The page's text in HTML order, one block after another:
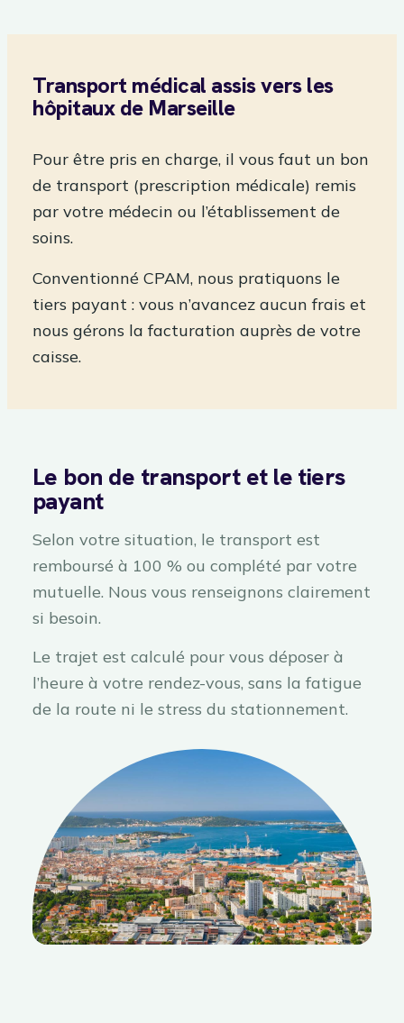
Transport médical assis vers les
hôpitaux de Marseille
Pour être pris en charge, il vous faut un bon
de transport (prescription médicale) remis
par votre médecin ou l’établissement de
soins.
Conventionné CPAM, nous pratiquons le
tiers payant : vous n’avancez aucun frais et
nous gérons la facturation auprès de votre
caisse.
Le bon de transport et le tiers
payant
Selon votre situation, le transport est
remboursé à 100 % ou complété par votre
mutuelle. Nous vous renseignons clairement
si besoin.
Le trajet est calculé pour vous déposer à
l’heure à votre rendez-vous, sans la fatigue
de la route ni le stress du stationnement.